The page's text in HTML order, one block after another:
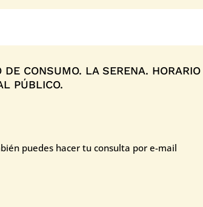
CONSUMO. LA SERENA. HORARIO
PÚBLICO.
puedes hacer tu consulta por e-mail